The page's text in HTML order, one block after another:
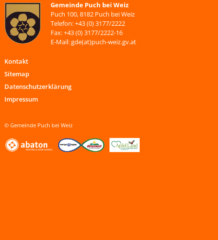
Gemeinde Puch bei Weiz
Puch 100, 8182 Puch bei Weiz
Telefon: +43 (0) 3177/2222
Fax: +43 (0) 3177/2222-16
E-Mail: gde(at)puch-weiz.gv.at
Kontakt
Sitemap
Datenschutzerklärung
Impressum
© Gemeinde Puch bei Weiz